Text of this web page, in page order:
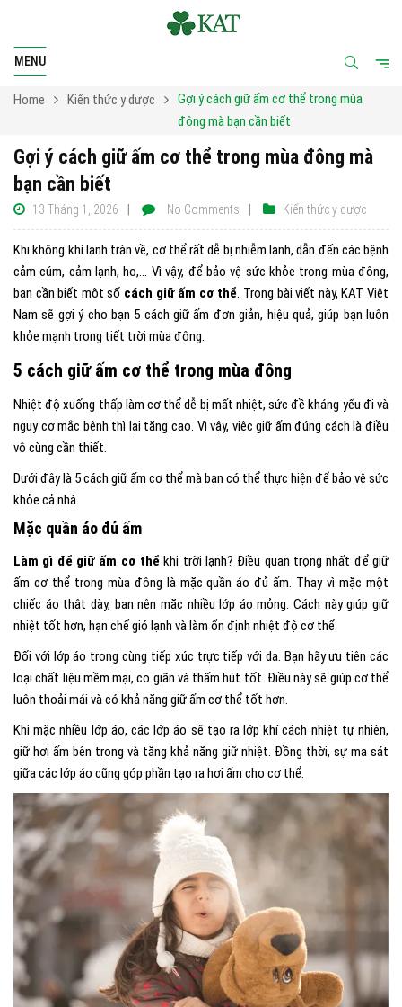
MENU
Home Kiến thức y dược
Gợi ý cách giữ ấm cơ thể trong mùa
đông mà bạn cần biết
Gợi ý cách giữ ấm cơ thể trong mùa đông mà
bạn cần biết
13 Tháng 1, 2026 Kiến thức y dược
No Comments
Khi không khí lạnh tràn về, cơ thể rất dễ bị nhiễm lạnh, dẫn đến các bệnh
cảm cúm, cảm lạnh, ho,… Vì vậy, để bảo vệ sức khỏe trong mùa đông,
bạn cần biết một số cách giữ ấm cơ thể. Trong bài viết này, KAT Việt
Nam sẽ gợi ý cho bạn 5 cách giữ ấm đơn giản, hiệu quả, giúp bạn luôn
khỏe mạnh trong tiết trời mùa đông.
5 cách giữ ấm cơ thể trong mùa đông
Nhiệt độ xuống thấp làm cơ thể dễ bị mất nhiệt, sức đề kháng yếu đi và
nguy cơ mắc bệnh thì lại tăng cao. Vì vậy, việc giữ ấm đúng cách là điều
vô cùng cần thiết.
Dưới đây là 5 cách giữ ấm cơ thể mà bạn có thể thực hiện để bảo vệ sức
khỏe cả nhà.
Mặc quần áo đủ ấm
Làm gì để giữ ấm cơ thể khi trời lạnh? Điều quan trọng nhất để giữ
ấm cơ thể trong mùa đông là mặc quần áo đủ ấm. Thay vì mặc một
chiếc áo thật dày, bạn nên mặc nhiều lớp áo mỏng. Cách này giúp giữ
nhiệt tốt hơn, hạn chế gió lạnh và làm ổn định nhiệt độ cơ thể.
Đối với lớp áo trong cùng tiếp xúc trực tiếp với da. Bạn hãy ưu tiên các
loại chất liệu mềm mại, co giãn và thấm hút tốt. Điều này sẽ giúp cơ thể
luôn thoải mái và có khả năng giữ ấm cơ thể tốt hơn.
Khi mặc nhiều lớp áo, các lớp áo sẽ tạo ra lớp khí cách nhiệt tự nhiên,
giữ hơi ấm bên trong và tăng khả năng giữ nhiệt. Đồng thời, sự ma sát
giữa các lớp áo cũng góp phần tạo ra hơi ấm cho cơ thể.